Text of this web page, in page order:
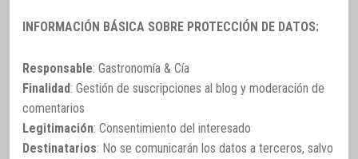
INFORMACIÓN BÁSICA SOBRE PROTECCIÓN DE DATOS:
Responsable: Gastronomía & Cía
Finalidad: Gestión de suscripciones al blog y moderación de
comentarios
Legitimación: Consentimiento del interesado
Destinatarios: No se comunicarán los datos a terceros, salvo